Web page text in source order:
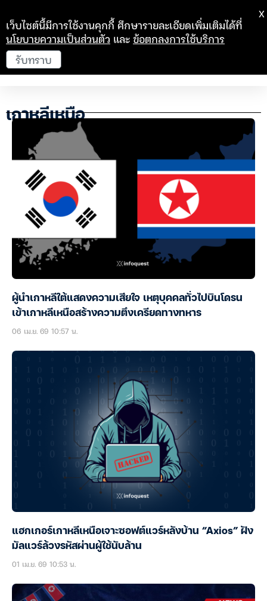
เกาหลีเหนือ
ผู้นำเกาหลีใต้แสดงความเสียใจ เหตุบุคคลทั่วไปบินโดรน
เข้าเกาหลีเหนือสร้างความตึงเครียดทางทหาร
06 เม.ย. 69 10:57 น.
แฮกเกอร์เกาหลีเหนือเจาะซอฟต์แวร์หลังบ้าน “Axios” ฝัง
มัลแวร์ล้วงรหัสผ่านผู้ใช้นับล้าน
01 เม.ย. 69 10:53 น.
เว็บไซต์นี้มีการใช้งานคุกกี้ ศึกษารายละเอียดเพิ่มเติมได้ที่
นโยบายความเป็นส่วนตัว และข้อตกลงการใช้บริการ
รับทราบ
X